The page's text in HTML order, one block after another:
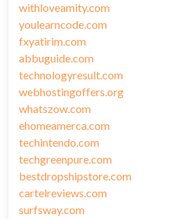
withloveamity.com
youlearncode.com
fxyatirim.com
abbuguide.com
technologyresult.com
webhostingoffers.org
whatszow.com
ehomeamerca.com
techintendo.com
techgreenpure.com
bestdropshipstore.com
cartelreviews.com
surfsway.com